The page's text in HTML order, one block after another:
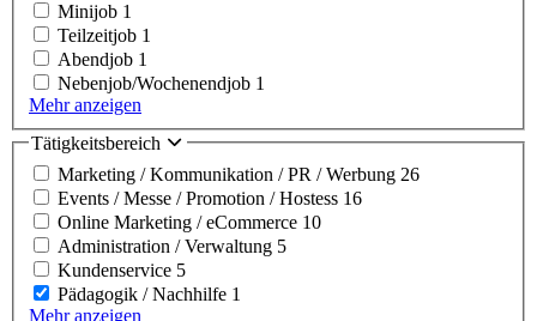
Minijob 1
Teilzeitjob 1
Abendjob 1
Nebenjob/Wochenendjob 1
Mehr anzeigen
Tätigkeitsbereich
Marketing / Kommunikation / PR / Werbung 26
Events / Messe / Promotion / Hostess 16
Online Marketing / eCommerce 10
Administration / Verwaltung 5
Kundenservice 5
Pädagogik / Nachhilfe 1
Mehr anzeigen